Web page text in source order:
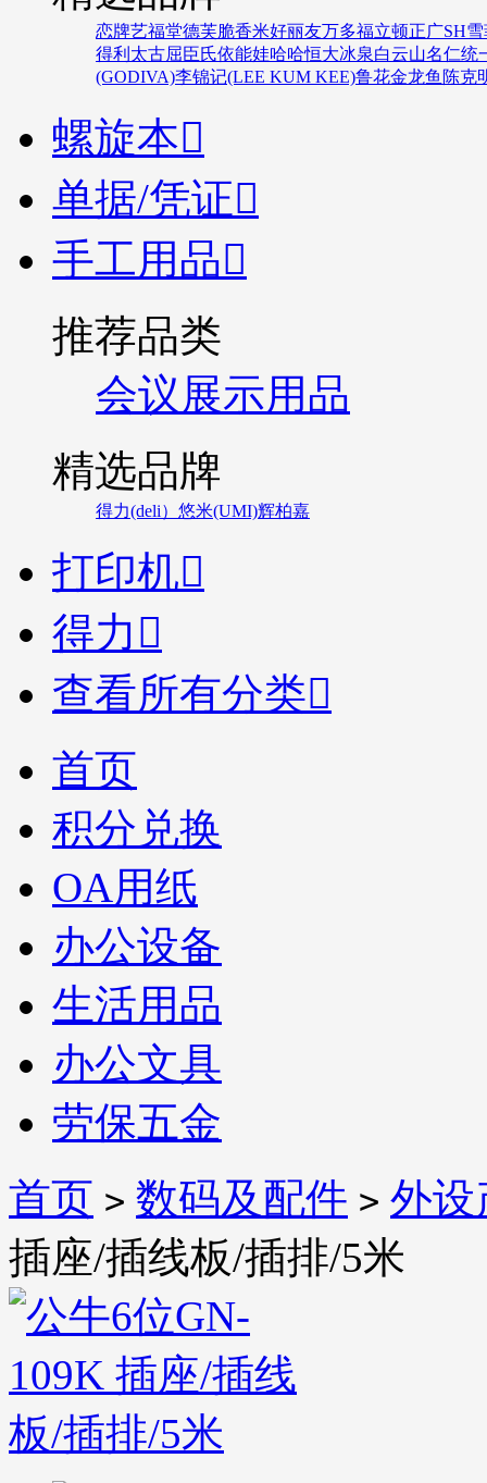
恋牌艺福堂德芙脆香米好丽友万多福立顿正广SH
得利 太古屈臣氏依能娃哈哈恒大冰泉白云山名仁统
(GODIVA)李锦记(LEE KUM KEE)鲁花金龙鱼 陈克
螺旋本
单据/凭证
手工用品
推荐品类
会议展示用品
精选品牌
得力(deli） 悠米(UMI)辉柏嘉
打印机
得力 
查看所有分类
首页
积分兑换
OA用纸
办公设备
生活用品
办公文具
劳保五金
首页 > 数码及配件 > 外设
插座/插线板/插排/5米